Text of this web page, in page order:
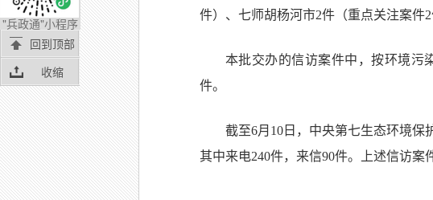
件）、七师胡杨河市2件（重点关注案件
本批交办的信访案件中，按环境污
件。
截至6月10日，中央第七生态环境保
其中来电240件，来信90件。上述信访案
"兵政通"小程序
回到顶部
收缩